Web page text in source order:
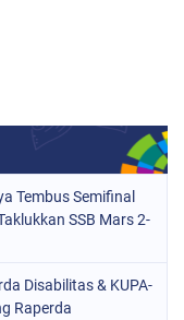
Tembus Semifinal
SSB Mars 2-
Disabilitas & KUPA-
Raperda